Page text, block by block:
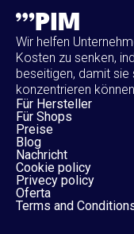
Wir helfen
Kosten zu senken,
beseitigen, damit
konzentrieren können.
Für Hersteller
Für Shops
Preise
Blog
Nachricht
Cookie policy
Privecy policy
Oferta
Terms and